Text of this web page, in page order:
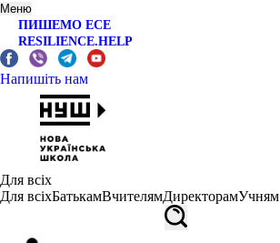
Меню
ПИШЕМО ЕСЕ
RESILIENCE.HELP
Напишіть нам
Для всіх
Для всіхБатькамВчителямДиректорамУчням